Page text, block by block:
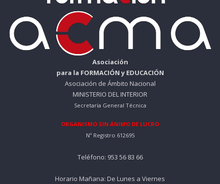
Asociación
para la FORMACIÓN y EDUCACIÓN
Asociación de Ámbito Nacional
MINISTERIO DEL INTERIOR
Secretaría General Técnica
ORGANISMO SIN ÁNIMO DE LUCRO
Nº Registro 612695
Teléfono: 953 56 83 66
Horario Mañana: De Lunes a Viernes